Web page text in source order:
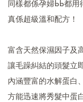
同樣都係孕婦bb都用
真係超級溫和配方！
富含天然保濕因子及
讓毛躁糾結的頭髮立
內涵豐富的水解蛋白
方能迅速將秀髮中蛋